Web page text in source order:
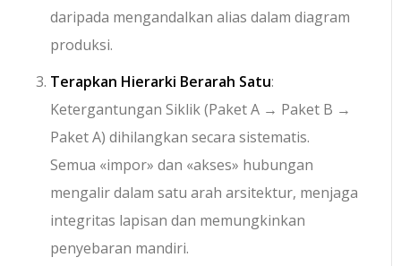
daripada mengandalkan alias dalam diagram
produksi.
Terapkan Hierarki Berarah Satu:
Ketergantungan Siklik (Paket A → Paket B →
Paket A) dihilangkan secara sistematis.
Semua «impor» dan «akses» hubungan
mengalir dalam satu arah arsitektur, menjaga
integritas lapisan dan memungkinkan
penyebaran mandiri.